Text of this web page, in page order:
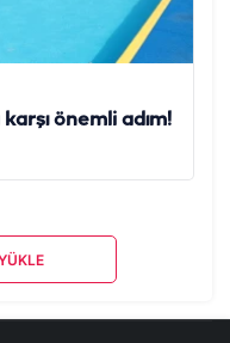
önemli adım!